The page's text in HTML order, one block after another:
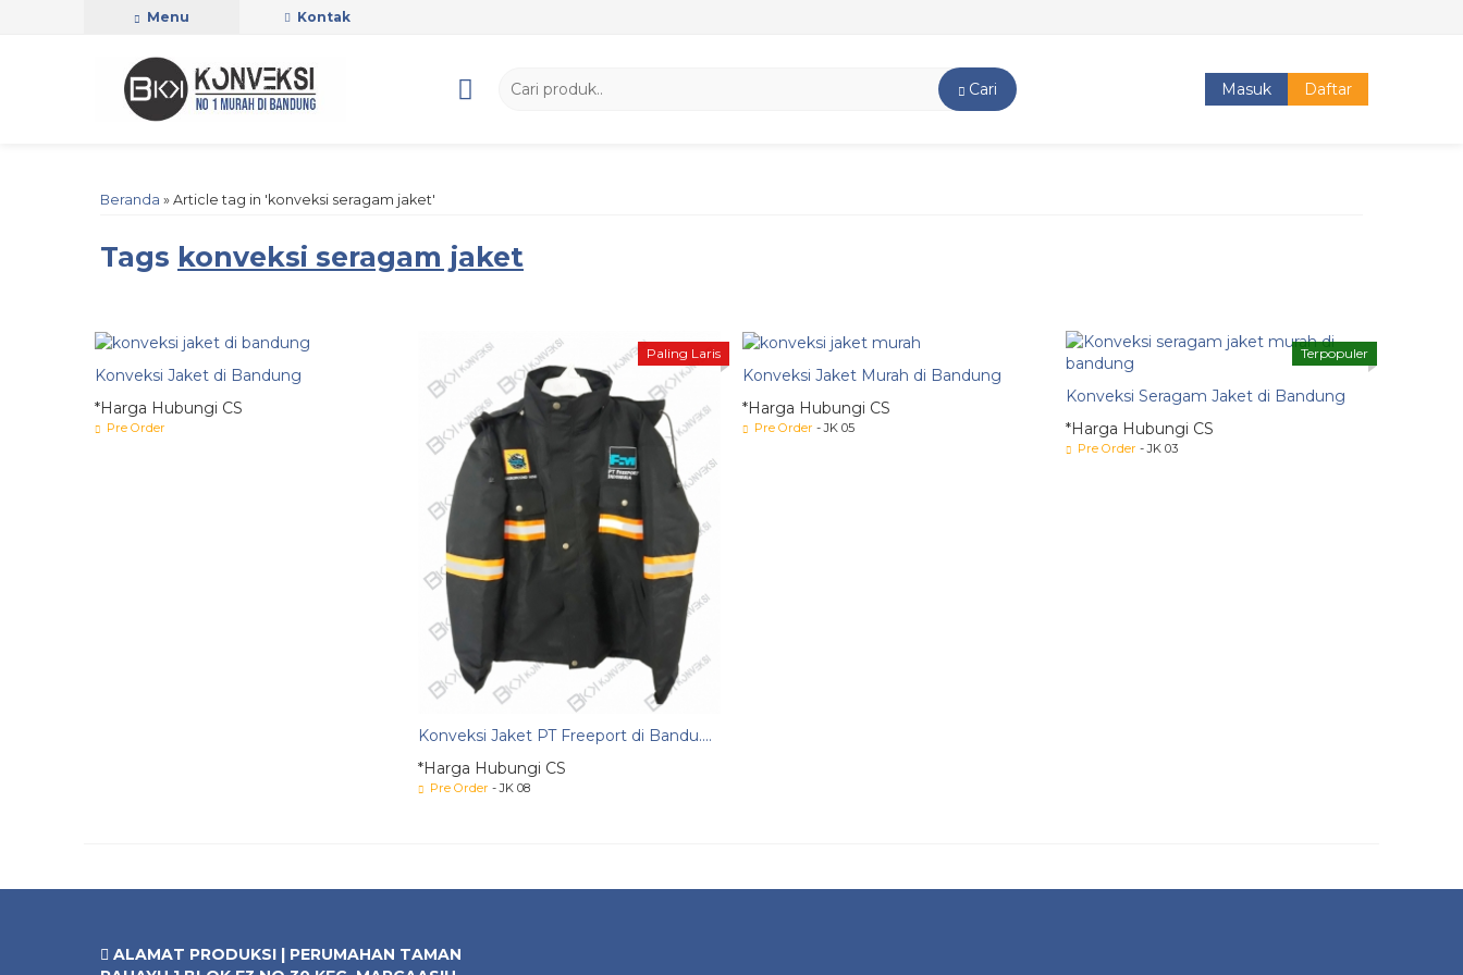
Menu Kontak
Cari Masuk Daftar
Beranda » Article tag in 'konveksi seragam jaket'
Tags konveksi seragam jaket
Konveksi Jaket di Bandung
*Harga Hubungi CS
Pre Order
Paling Laris
Konveksi Jaket PT Freeport di Bandu....
*Harga Hubungi CS
Pre Order - JK 08
Konveksi Jaket Murah di Bandung
*Harga Hubungi CS
Pre Order - JK 05
Terpopuler
Konveksi Seragam Jaket di Bandung
*Harga Hubungi CS
Pre Order - JK 03
ALAMAT PRODUKSI | PERUMAHAN TAMAN